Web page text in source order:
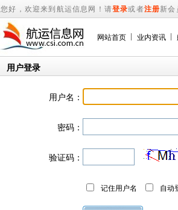
您好，欢迎来到航运信息网！请登录或者注册新会
网站首页 业内资讯
用户登录
用户名：
密码：
验证码：
记住用户名 自动